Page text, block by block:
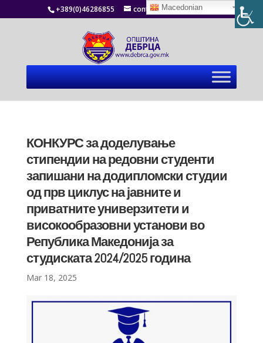
+389(0)46286855 contact@debrca.gov.mk
КОНКУРС за доделување
стипендии на редовни студенти
запишани на додипломски студии
од прв циклус на јавните и
приватните универзитети и
високообразовни установи во
Република Македонија за
студиската 2024/2025 година
Mar 18, 2025
Macedonian